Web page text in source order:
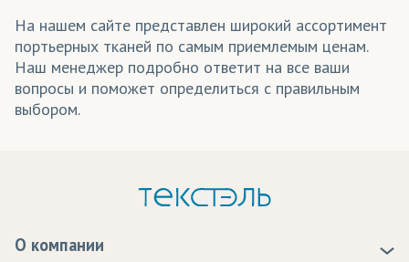
На нашем сайте представлен широкий ассортимент
портьерных тканей по самым приемлемым ценам.
Наш менеджер подробно ответит на все ваши
вопросы и поможет определиться с правильным
выбором.
О компании